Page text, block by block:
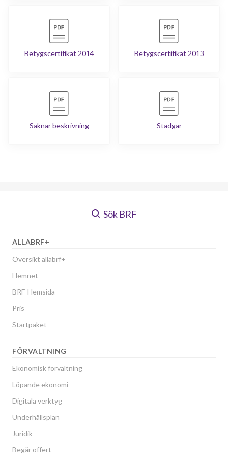
Betygscertifikat 2014 Betygscertifikat 2013
Saknar beskrivning Stadgar
Sök BRF
ALLABRF+
Översikt allabrf+
Hemnet
BRF-Hemsida
Pris
Startpaket
FÖRVALTNING
Ekonomisk förvaltning
Löpande ekonomi
Digitala verktyg
Underhållsplan
Juridik
Begär offert